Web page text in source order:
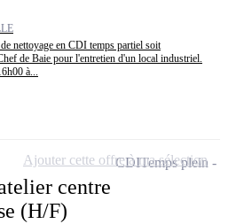
nettoyage en CDI temps partiel soit
de Baie pour l'entretien d'un local industriel.
à...
centre
(H/F)
CDITemps plein
Ajouter cette offre à ma sélection